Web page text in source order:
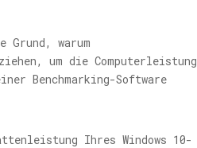
warum
um die Computerleistung
Benchmarking-Software
Ihres Windows 10-